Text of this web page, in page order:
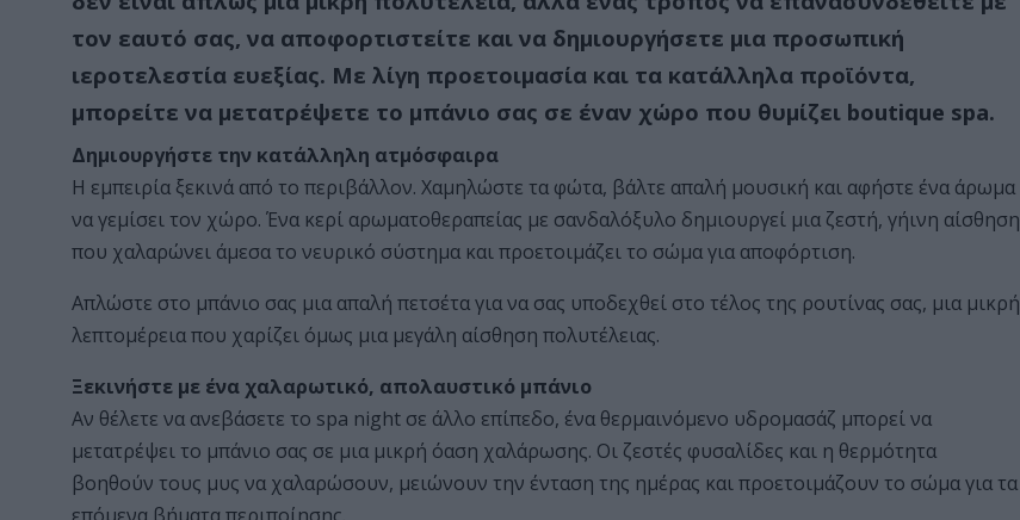
τον εαυτό σας, να αποφορτιστείτε και να δημιουργήσετε μια προσωπική
ιεροτελεστία ευεξίας. Με λίγη προετοιμασία και τα κατάλληλα προϊόντα,
μπορείτε να μετατρέψετε το μπάνιο σας σε έναν χώρο που θυμίζει boutique spa.
Δημιουργήστε την κατάλληλη ατμόσφαιρα
Η εμπειρία ξεκινά από το περιβάλλον. Χαμηλώστε τα φώτα, βάλτε απαλή μουσική και αφήστε ένα άρωμα
να γεμίσει τον χώρο. Ένα κερί αρωματοθεραπείας με σανδαλόξυλο δημιουργεί μια ζεστή, γήινη αίσθηση
που χαλαρώνει άμεσα το νευρικό σύστημα και προετοιμάζει το σώμα για αποφόρτιση.
Απλώστε στο μπάνιο σας μια απαλή πετσέτα για να σας υποδεχθεί στο τέλος της ρουτίνας σας, μια μικρή
λεπτομέρεια που χαρίζει όμως μια μεγάλη αίσθηση πολυτέλειας.
Ξεκινήστε με ένα χαλαρωτικό, απολαυστικό μπάνιο
Αν θέλετε να ανεβάσετε το spa night σε άλλο επίπεδο, ένα θερμαινόμενο υδρομασάζ μπορεί να
μετατρέψει το μπάνιο σας σε μια μικρή όαση χαλάρωσης. Οι ζεστές φυσαλίδες και η θερμότητα
βοηθούν τους μυς να χαλαρώσουν, μειώνουν την ένταση της ημέρας και προετοιμάζουν το σώμα για τα